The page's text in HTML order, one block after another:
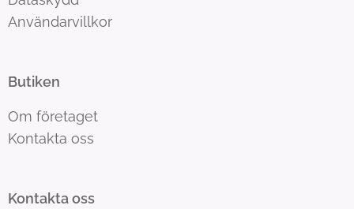
Användarvillkor
Butiken
Om företaget
Kontakta oss
Kontakta oss